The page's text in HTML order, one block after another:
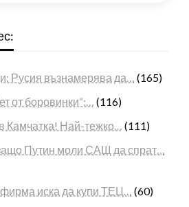
Русия възнамерява да… (165)
от боровинки“:… (116)
Камчатка! Най-тежко… (111)
Путин моли САЩ да спрат…
иска да купи ТЕЦ… (60)